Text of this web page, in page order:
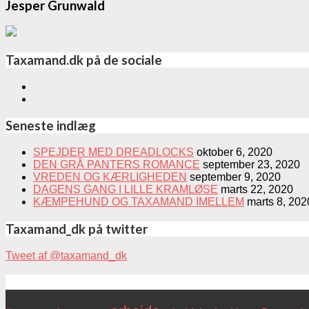
Jesper Grunwald
Taxamand.dk på de sociale
Seneste indlæg
SPEJDER MED DREADLOCKS oktober 6, 2020
DEN GRÅ PANTERS ROMANCE september 23, 2020
VREDEN OG KÆRLIGHEDEN september 9, 2020
DAGENS GANG I LILLE KRAMLØSE marts 22, 2020
KÆMPEHUND OG TAXAMAND IMELLEM marts 8,
Taxamand_dk på twitter
Tweet af @taxamand_dk